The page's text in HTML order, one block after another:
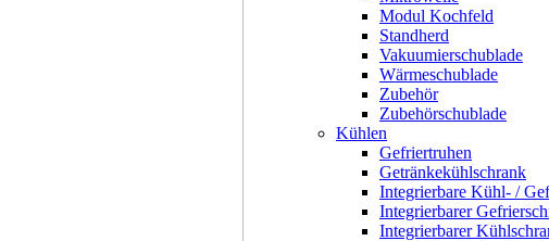
Modul Kochfeld
Standherd
Vakuumierschublade
Wärmeschublade
Zubehör
Zubehörschublade
Kühlen
Gefriertruhen
Getränkekühlschrank
Integrierbare Kühl- /
Integrierbarer
Integrierbarer